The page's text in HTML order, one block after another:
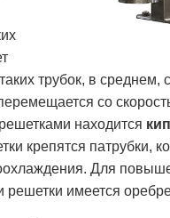
трубок, в среднем,
со
находится
крепятся патрубки,
Для
решетки имеется